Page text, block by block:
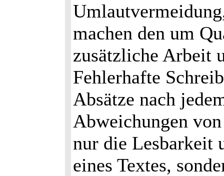
machen den um
zusätzliche Arbeit
Fehlerhafte
Absätze nach
Abweichungen
nur die Lesbarkeit
eines Textes,